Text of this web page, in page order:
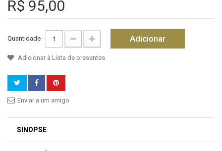
R$ 95,00
Quantidade Adicionar
Adicionar à Lista de presentes
Enviar a um amigo
SINOPSE